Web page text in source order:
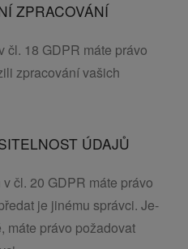
ZPRACOVÁNÍ
čl. 18 GDPR máte právo
zpracování vašich
ÚDAJŮ
čl. 20 GDPR máte právo
je jinému správci. Je-
máte právo požadovat